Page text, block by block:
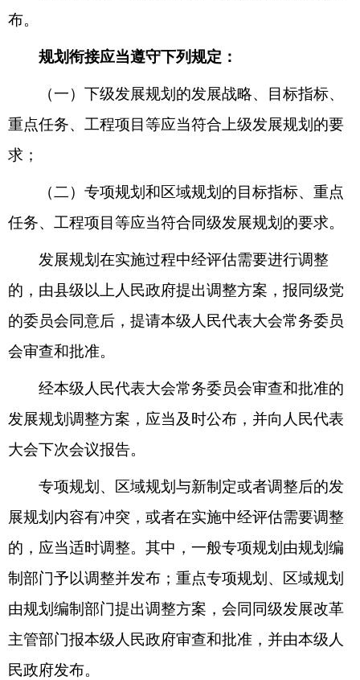
布。
规划衔接应当遵守下列规定：
（一）下级发展规划的发展战略、目标指标、
重点任务、工程项目等应当符合上级发展规划的要
求；
（二）专项规划和区域规划的目标指标、重点
任务、工程项目等应当符合同级发展规划的要求。
发展规划在实施过程中经评估需要进行调整
的，由县级以上人民政府提出调整方案，报同级党
的委员会同意后，提请本级人民代表大会常务委员
会审查和批准。
经本级人民代表大会常务委员会审查和批准的
发展规划调整方案，应当及时公布，并向人民代表
大会下次会议报告。
专项规划、区域规划与新制定或者调整后的发
展规划内容有冲突，或者在实施中经评估需要调整
的，应当适时调整。其中，一般专项规划由规划编
制部门予以调整并发布；重点专项规划、区域规划
由规划编制部门提出调整方案，会同同级发展改革
主管部门报本级人民政府审查和批准，并由本级人
民政府发布。